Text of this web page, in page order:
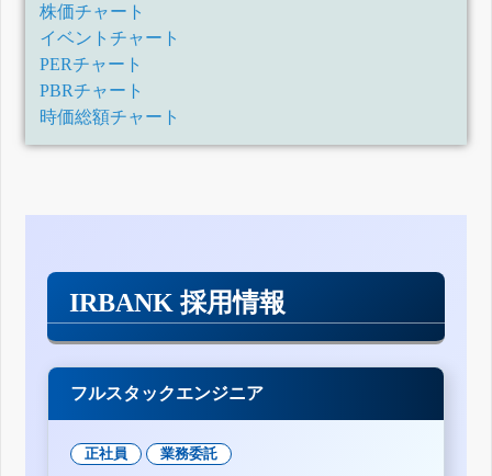
株価チャート
イベントチャート
PERチャート
PBRチャート
時価総額チャート
IRBANK 採用情報
フルスタックエンジニア
正社員 業務委託